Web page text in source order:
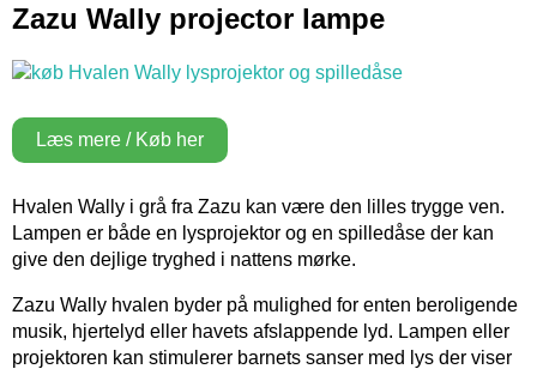
Zazu Wally projector lampe
Læs mere / Køb her
Hvalen Wally i grå fra Zazu kan være den lilles trygge ven.
Lampen er både en lysprojektor og en spilledåse der kan
give den dejlige tryghed i nattens mørke.
Zazu Wally hvalen byder på mulighed for enten beroligende
musik, hjertelyd eller havets afslappende lyd. Lampen eller
projektoren kan stimulerer barnets sanser med lys der viser